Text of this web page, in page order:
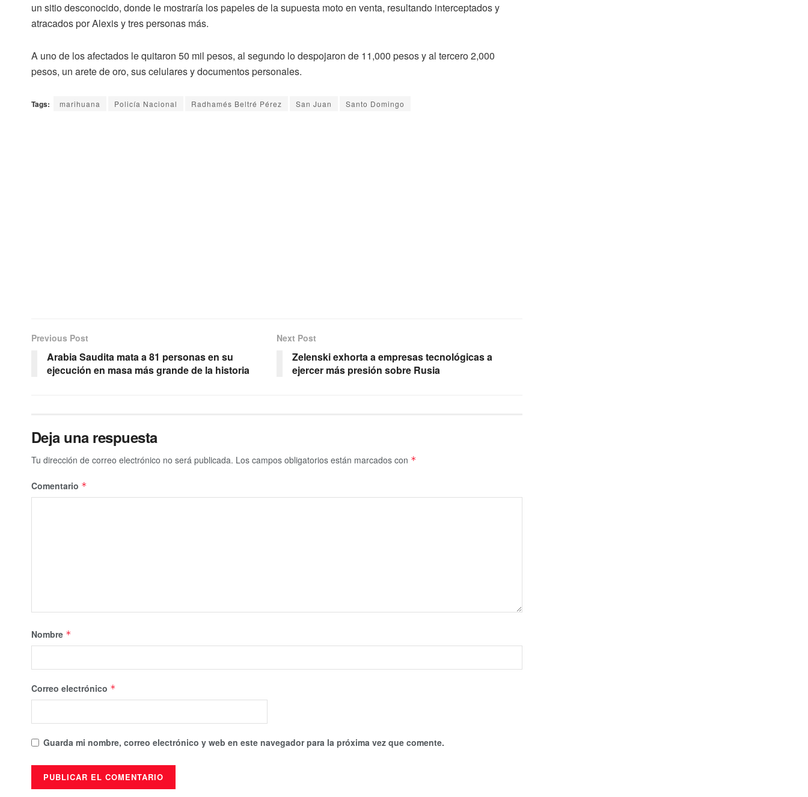
un sitio desconocido, donde le mostraría los papeles de la supuesta moto en venta, resultando interceptados y
atracados por Alexis y tres personas más.
A uno de los afectados le quitaron 50 mil pesos, al segundo lo despojaron de 11,000 pesos y al tercero 2,000
pesos, un arete de oro, sus celulares y documentos personales.
Tags: marihuana Policía Nacional Radhamés Beltré Pérez San Juan Santo Domingo
Previous Post
Arabia Saudita mata a 81 personas en su
ejecución en masa más grande de la historia
Next Post
Zelenski exhorta a empresas tecnológicas a
ejercer más presión sobre Rusia
Deja una respuesta
Tu dirección de correo electrónico no será publicada. Los campos obligatorios están marcados con *
Comentario *
Nombre *
Correo electrónico *
Guarda mi nombre, correo electrónico y web en este navegador para la próxima vez que comente.